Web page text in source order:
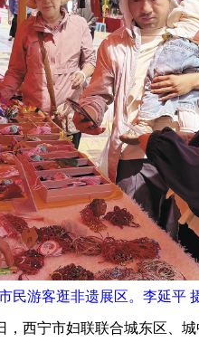
民游客逛非遗展区。李延平
西宁市妇联联合城东区、